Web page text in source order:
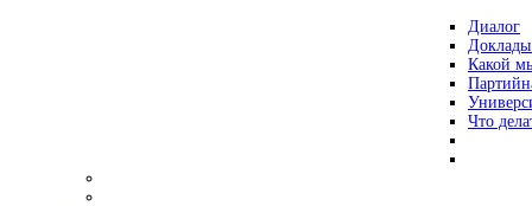
Диалог
Какой
Что